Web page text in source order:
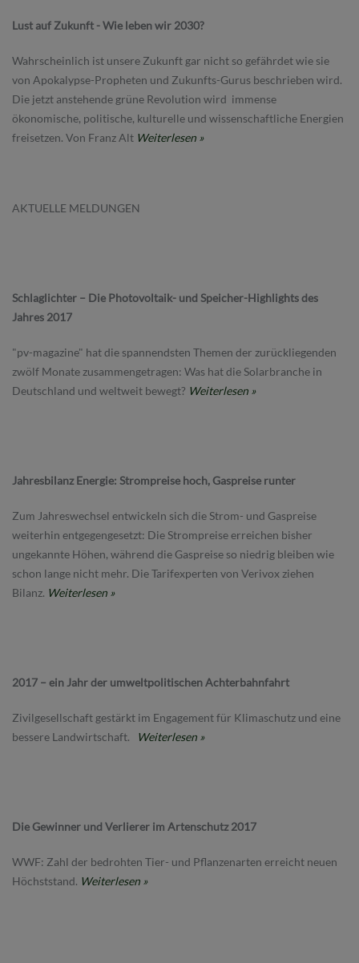
Lust auf Zukunft - Wie leben wir 2030?
Wahrscheinlich ist unsere Zukunft gar nicht so gefährdet wie sie
von Apokalypse-Propheten und Zukunfts-Gurus beschrieben wird.
Die jetzt anstehende grüne Revolution wird immense
ökonomische, politische, kulturelle und wissenschaftliche Energien
freisetzen. Von Franz Alt Weiterlesen »
AKTUELLE MELDUNGEN
Schlaglichter – Die Photovoltaik- und Speicher-Highlights des
Jahres 2017
"pv-magazine" hat die spannendsten Themen der zurückliegenden
zwölf Monate zusammengetragen: Was hat die Solarbranche in
Deutschland und weltweit bewegt? Weiterlesen »
Jahresbilanz Energie: Strompreise hoch, Gaspreise runter
Zum Jahreswechsel entwickeln sich die Strom- und Gaspreise
weiterhin entgegengesetzt: Die Strompreise erreichen bisher
ungekannte Höhen, während die Gaspreise so niedrig bleiben wie
schon lange nicht mehr. Die Tarifexperten von Verivox ziehen
Bilanz. Weiterlesen »
2017 – ein Jahr der umweltpolitischen Achterbahnfahrt
Zivilgesellschaft gestärkt im Engagement für Klimaschutz und eine
bessere Landwirtschaft.
Weiterlesen »
Die Gewinner und Verlierer im Artenschutz 2017
WWF: Zahl der bedrohten Tier- und Pflanzenarten erreicht neuen
Höchststand. Weiterlesen »